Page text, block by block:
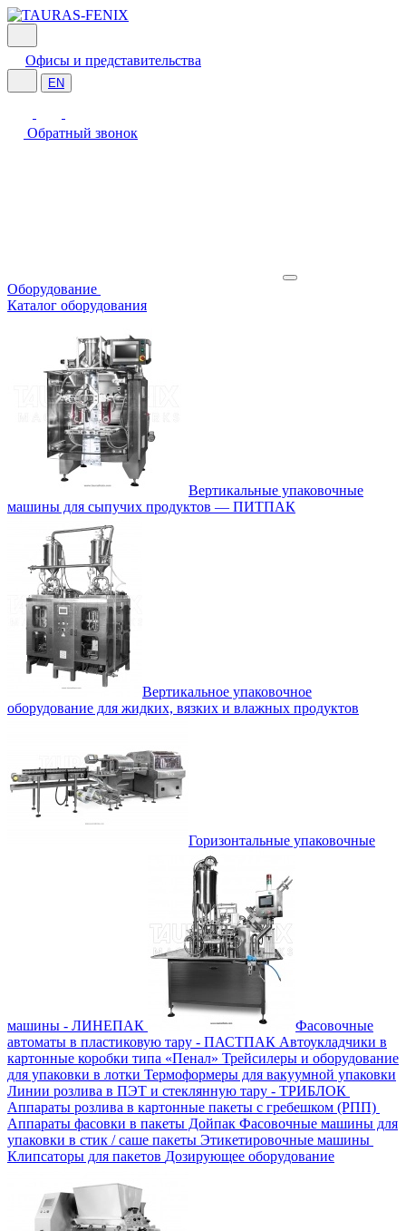
Офисы и представительства
EN
Обратный звонок
Оборудование
Каталог оборудования
Вертикальные упаковочные
машины для сыпучих продуктов — ПИТПАК
Вертикальное упаковочное
оборудование для жидких, вязких и влажных продуктов
Горизонтальные упаковочные
машины - ЛИНЕПАК
Фасовочные
автоматы в пластиковую тару - ПАСТПАК Автоукладчики в
картонные коробки типа «Пенал» Трейсилеры и оборудование
для упаковки в лотки Термоформеры для вакуумной упаковки
Линии розлива в ПЭТ и стеклянную тару - ТРИБЛОК
Аппараты розлива в картонные пакеты с гребешком (РПП)
Аппараты фасовки в пакеты Дойпак Фасовочные машины для
упаковки в стик / саше пакеты Этикетировочные машины
Клипсаторы для пакетов Дозирующее оборудование